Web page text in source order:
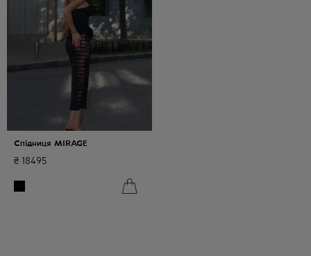
Спідниця MIRAGE
₴ 18495